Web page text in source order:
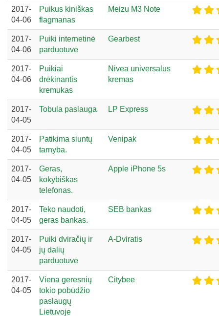
2017-
04-06
Puikus kiniškas
flagmanas
Meizu M3 Note
2017-
04-06
Puiki internetinė
parduotuvė
Gearbest
2017-
04-06
Puikiai
drėkinantis
kremukas
Nivea universalus
kremas
2017-
04-05
Tobula paslauga LP Express
2017-
04-05
Patikima siuntų
tarnyba.
Venipak
2017-
04-05
Geras,
kokybiškas
telefonas.
Apple iPhone 5s
2017-
04-05
Teko naudoti,
geras bankas.
SEB bankas
2017-
04-05
Puiki dviračių ir
jų dalių
parduotuvė
A-Dviratis
2017-
04-05
Viena geresnių
tokio pobūdžio
paslaugų
Lietuvoje
Citybee